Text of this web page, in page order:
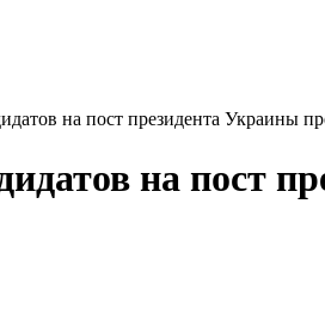
на пост президента Украины
на пост